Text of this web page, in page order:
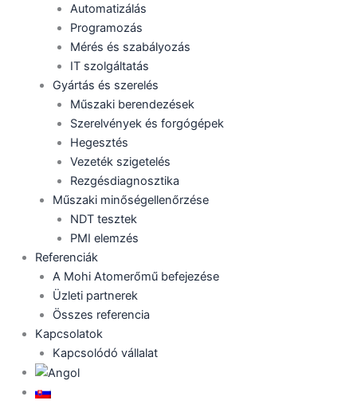
Automatizálás
Programozás
Mérés és szabályozás
IT szolgáltatás
Gyártás és szerelés
Műszaki berendezések
Szerelvények és forgógépek
Hegesztés
Vezeték szigetelés
Rezgésdiagnosztika
Műszaki minőségellenőrzése
NDT tesztek
PMI elemzés
Referenciák
A Mohi Atomerőmű befejezése
Üzleti partnerek
Összes referencia
Kapcsolatok
Kapcsolódó vállalat